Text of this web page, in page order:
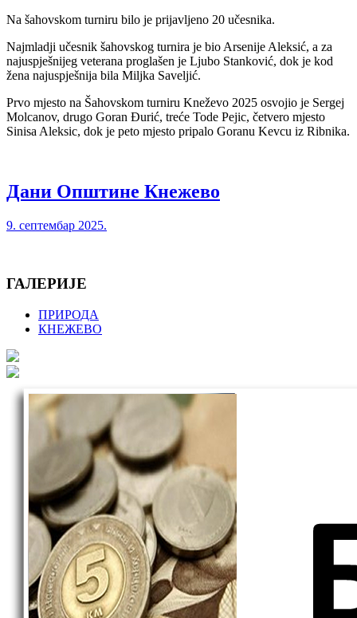
Na šahovskom turniru bilo je prijavljeno 20 učesnika.
Najmladji učesnik šahovskog turnira je bio Arsenije Aleksić, a za
najuspješnijeg veterana proglašen je Ljubo Stanković, dok je kod
žena najuspješnija bila Miljka Saveljić.
Prvo mjesto na Šahovskom turniru Kneževo 2025 osvojio je Sergej
Molcanov, drugo Goran Đurić, treće Tode Pejic, četvero mjesto
Sinisa Aleksic, dok je peto mjesto pripalo Goranu Kevcu iz Ribnika.
Дани Општине Кнежево
9. септембар 2025.
ГАЛЕРИЈЕ
ПРИРОДА
КНЕЖЕВО